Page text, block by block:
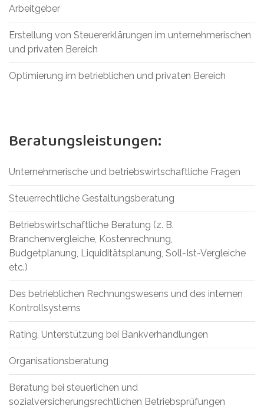
Arbeitgeber
Erstellung von Steuererklärungen im unternehmerischen
und privaten Bereich
Optimierung im betrieblichen und privaten Bereich
Beratungsleistungen:
Unternehmerische und betriebswirtschaftliche Fragen
Steuerrechtliche Gestaltungsberatung
Betriebswirtschaftliche Beratung (z. B.
Branchenvergleiche, Kostenrechnung,
Budgetplanung, Liquiditätsplanung, Soll-Ist-Vergleiche
etc.)
Des betrieblichen Rechnungswesens und des internen
Kontrollsystems
Rating, Unterstützung bei Bankverhandlungen
Organisationsberatung
Beratung bei steuerlichen und
sozialversicherungsrechtlichen Betriebsprüfungen